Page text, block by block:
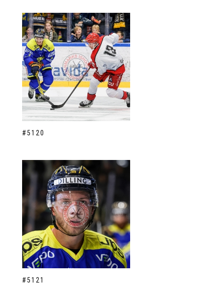
#5120
#5121